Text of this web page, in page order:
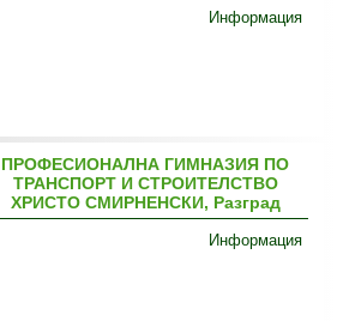
Информация
ПРОФЕСИОНАЛНА ГИМНАЗИЯ ПО
ТРАНСПОРТ И СТРОИТЕЛСТВО
ХРИСТО СМИРНЕНСКИ, Разград
Информация